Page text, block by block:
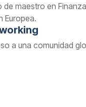
de maestro en
Europea.
a una comunidad